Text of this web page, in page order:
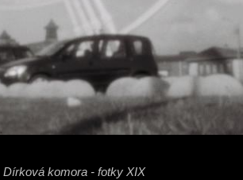
Dírková komora - fotky XIX